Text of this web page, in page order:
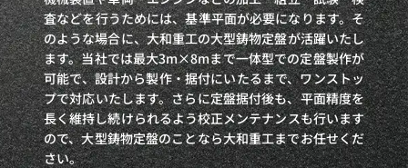
査などを行うためには、基準平面が必要になります。そ
のような場合に、大和重工の大型鋳物定盤が活躍いたし
ます。当社では最大3m×8mまで一体型での定盤製作が
可能で、設計から製作・据付にいたるまで、ワンストッ
プで対応いたします。さらに定盤据付後も、平面精度を
長く維持し続けられるよう校正メンテナンスも行います
ので、大型鋳物定盤のことなら大和重工までお任せくだ
さい。